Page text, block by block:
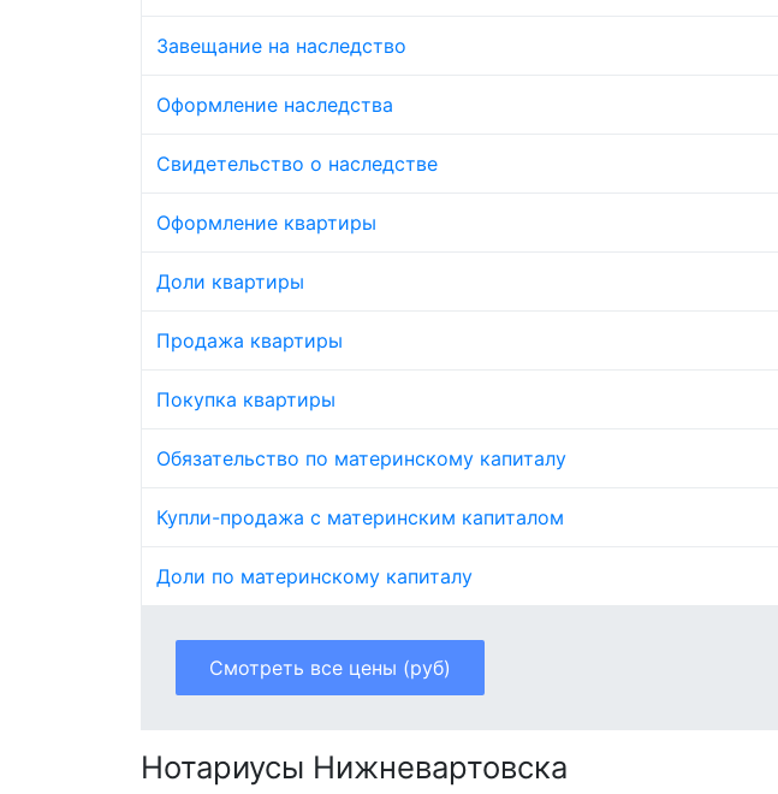
Завещание на наследство
Оформление наследства
Свидетельство о наследстве
Оформление квартиры
Доли квартиры
Продажа квартиры
Покупка квартиры
Обязательство по материнскому капиталу
Купли-продажа с материнским капиталом
Доли по материнскому капиталу
Смотреть все цены (руб)
Нотариусы Нижневартовска